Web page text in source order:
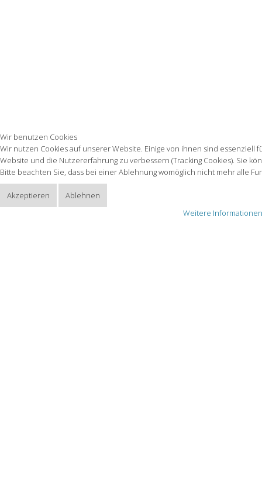
Wir benutzen Cookies
Wir nutzen Cookies auf unserer Website. Einige von ihnen sind
Website und die Nutzererfahrung zu verbessern (Tracking Cookies). Sie
Bitte beachten Sie, dass bei einer Ablehnung womöglich nicht mehr alle
Akzeptieren
Ablehnen
Weitere Informationen